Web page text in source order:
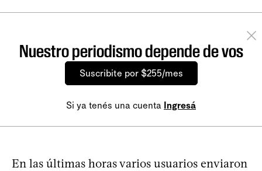
Nuestro periodismo depende de vos
Suscribite por $255/mes
Si ya tenés una cuenta Ingresá
En las últimas horas varios usuarios enviaron